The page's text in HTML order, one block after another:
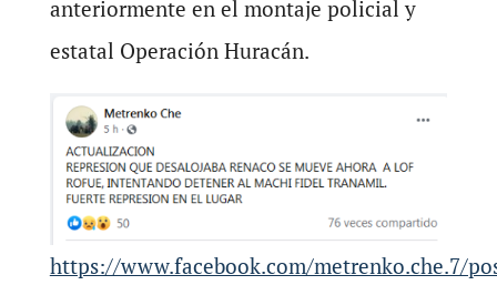
anteriormente en el montaje policial y
estatal Operación Huracán.
https://www.facebook.com/metrenko.che.7/